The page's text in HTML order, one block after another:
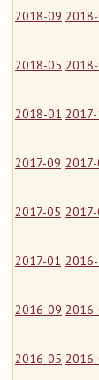
2018-09
2018-05
2018-01 2017-
2017-09
2017-05
2017-01
2016-09
2016-05